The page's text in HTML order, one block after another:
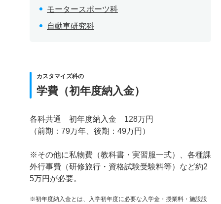
モータースポーツ科
自動車研究科
カスタマイズ科の
学費（初年度納入金）
各科共通 初年度納入金 128万円
（前期：79万年、後期：49万円）
※その他に私物費（教科書・実習服一式）、各種課
外行事費（研修旅行・資格試験受験料等）など約2
5万円が必要。
※初年度納入金とは、入学初年度に必要な入学金・授業料・施設設